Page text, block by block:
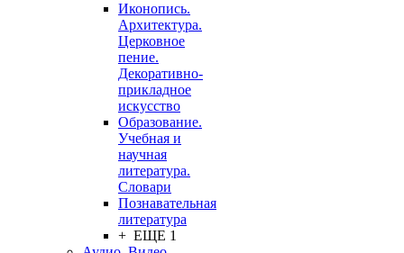
Иконопись.
Архитектура.
Церковное
пение.
Декоративно-
прикладное
искусство
Образование.
Учебная и
научная
литература.
Словари
Познавательная
литература
+ ЕЩЕ 1